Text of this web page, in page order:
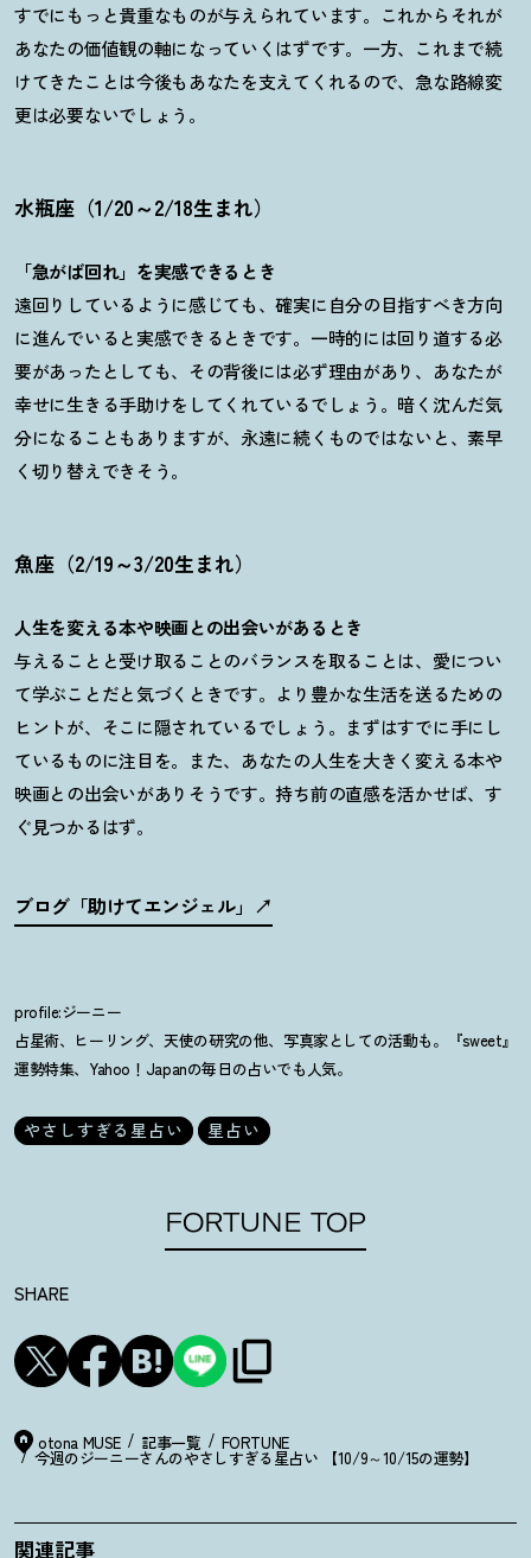
すでにもっと貴重なものが与えられています。これからそれが
あなたの価値観の軸になっていくはずです。一方、これまで続
けてきたことは今後もあなたを支えてくれるので、急な路線変
更は必要ないでしょう。
水瓶座（1/20～2/18生まれ）
「急がば回れ」を実感できるとき
遠回りしているように感じても、確実に自分の目指すべき方向
に進んでいると実感できるときです。一時的には回り道する必
要があったとしても、その背後には必ず理由があり、あなたが
幸せに生きる手助けをしてくれているでしょう。暗く沈んだ気
分になることもありますが、永遠に続くものではないと、素早
く切り替えできそう。
魚座（2/19～3/20生まれ）
人生を変える本や映画との出会いがあるとき
与えることと受け取ることのバランスを取ることは、愛につい
て学ぶことだと気づくときです。より豊かな生活を送るための
ヒントが、そこに隠されているでしょう。まずはすでに手にし
ているものに注目を。また、あなたの人生を大きく変える本や
映画との出会いがありそうです。持ち前の直感を活かせば、す
ぐ見つかるはず。
ブログ「助けてエンジェル」
profile:ジーニー
占星術、ヒーリング、天使の研究の他、写真家としての活動も。『sweet』
運勢特集、Yahoo！Japanの毎日の占いでも人気。
やさしすぎる星占い 星占い
FORTUNE TOP
SHARE
otona MUSE 記事一覧 FORTUNE
今週のジーニーさんのやさしすぎる星占い 【10/9～10/15の運勢】
関連記事